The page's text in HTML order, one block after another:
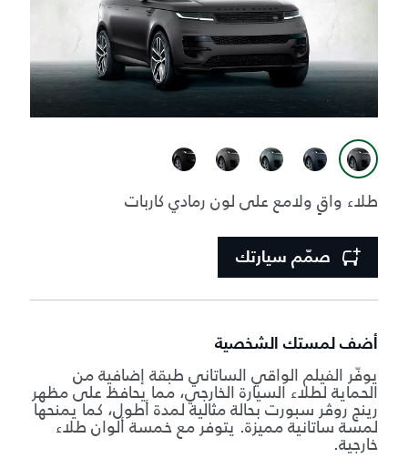
طلاء واقٍ ولامع على لون رمادي كاربات
صمّم سيارتك
أضف لمستك الشخصية
يوفّر الفيلم الواقي الساتاني طبقة إضافية من
الحماية لطلاء السيارة الخارجي، مما يحافظ على مظهر
رينج روڤر سبورت بحالة مثالية لمدة أطول، كما يمنحها
لمسة ساتانية مميزة. يتوفر مع خمسة ألوان طلاء
خارجية.